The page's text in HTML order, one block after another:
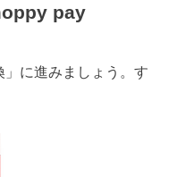
pay
」に進みましょう。す